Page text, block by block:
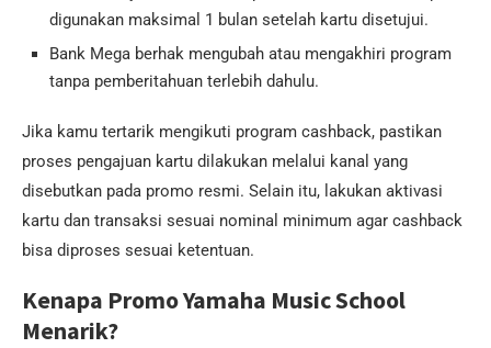
digunakan maksimal 1 bulan setelah kartu disetujui.
Bank Mega berhak mengubah atau mengakhiri program
tanpa pemberitahuan terlebih dahulu.
Jika kamu tertarik mengikuti program cashback, pastikan
proses pengajuan kartu dilakukan melalui kanal yang
disebutkan pada promo resmi. Selain itu, lakukan aktivasi
kartu dan transaksi sesuai nominal minimum agar cashback
bisa diproses sesuai ketentuan.
Kenapa Promo Yamaha Music School
Menarik?